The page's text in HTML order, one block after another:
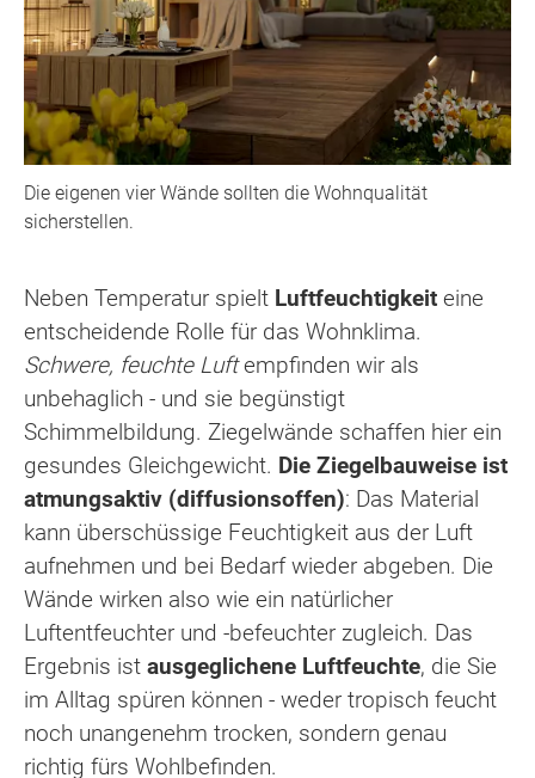
Die eigenen vier Wände sollten die Wohnqualität
sicherstellen.
Neben Temperatur spielt Luftfeuchtigkeit eine
entscheidende Rolle für das Wohnklima.
Schwere, feuchte Luftempfinden wir als
unbehaglich - und sie begünstigt
Schimmelbildung. Ziegelwände schaffen hier ein
gesundes Gleichgewicht. Die Ziegelbauweise ist
atmungsaktiv (diffusionsoffen): Das Material
kann überschüssige Feuchtigkeit aus der Luft
aufnehmen und bei Bedarf wieder abgeben. Die
Wände wirken also wie ein natürlicher
Luftentfeuchter und -befeuchter zugleich. Das
Ergebnis ist ausgeglichene Luftfeuchte, die Sie
im Alltag spüren können - weder tropisch feucht
noch unangenehm trocken, sondern genau
richtig fürs Wohlbefinden.